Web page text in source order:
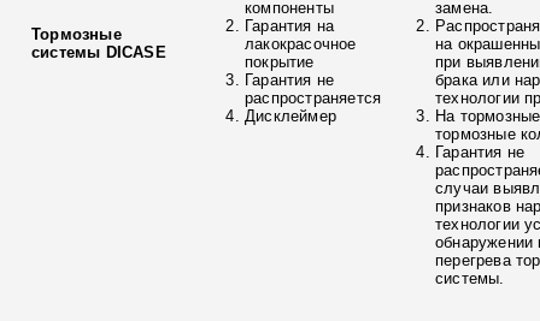
Тормозные
системы DICASE
компоненты
Гарантия на
лакокрасочное
покрытие
Гарантия не
распространяется
Дисклеймер
замена.
на
при
брака или
технологии
На
тормозные
Гарантия не
случаи
признаков
технологии
обнаружении
перегрева
системы.